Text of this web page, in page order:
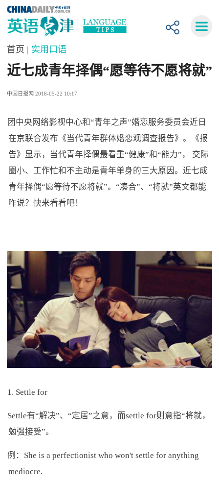
首页 | 实用口语
近七成青年择偶“愿等待不愿将就”
中国日报网 2018-05-22 10:17
团中央网络影视中心和“青年之声”婚恋服务委员会近日
在京联合发布《当代青年群体婚恋观调查报告》。《报
告》显示，当代青年择偶最看重“健康”和“能力”， 交际
圈小、工作忙和不主动是青年单身的三大原因。近七成
青年择偶“愿等待不愿将就”。“凑合”、“将就”英文都能
咋说？快来看看吧！
1. Settle for
Settle有“解决”、“定居”之意，而settle for则意指“将就，
勉强接受”。
例：She is a perfectionist who won't settle for anything
mediocre.